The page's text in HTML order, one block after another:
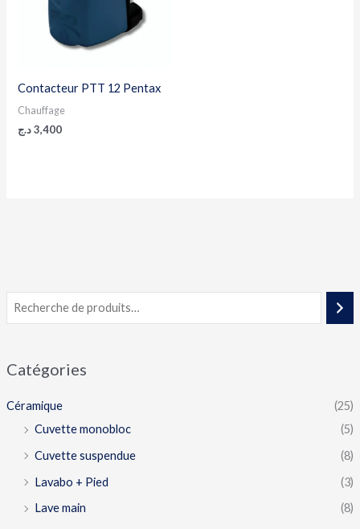
Catégories
Céramique
(25)
Cuvette monobloc
(5)
Cuvette suspendue
(8)
Lavabo + Pied
(3)
Lave main
(8)
Contacteur PTT 12 Pentax
Chauffage
3,400 د.ج